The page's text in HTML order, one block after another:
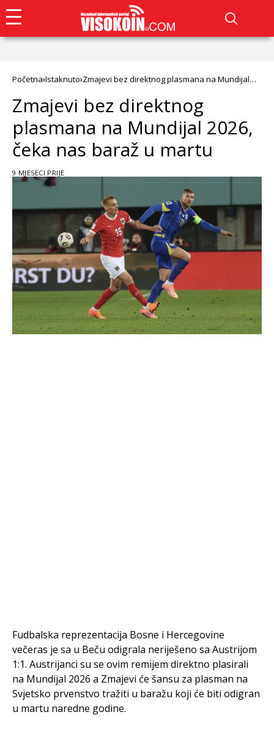
Početna Istaknuto Zmajevi bez direktnog plasmana na Mundijal
Zmajevi bez direktnog
plasmana na Mundijal 2026,
čeka nas baraž u martu
9 MJESECI PRIJE
Fudbalska reprezentacija Bosne i Hercegovine
večeras je sa u Beču odigrala neriješeno sa Austrijom
1:1. Austrijanci su se ovim remijem direktno plasirali
na Mundijal 2026 a Zmajevi će šansu za plasman na
Svjetsko prvenstvo tražiti u baražu koji će biti odigran
u martu naredne godine.